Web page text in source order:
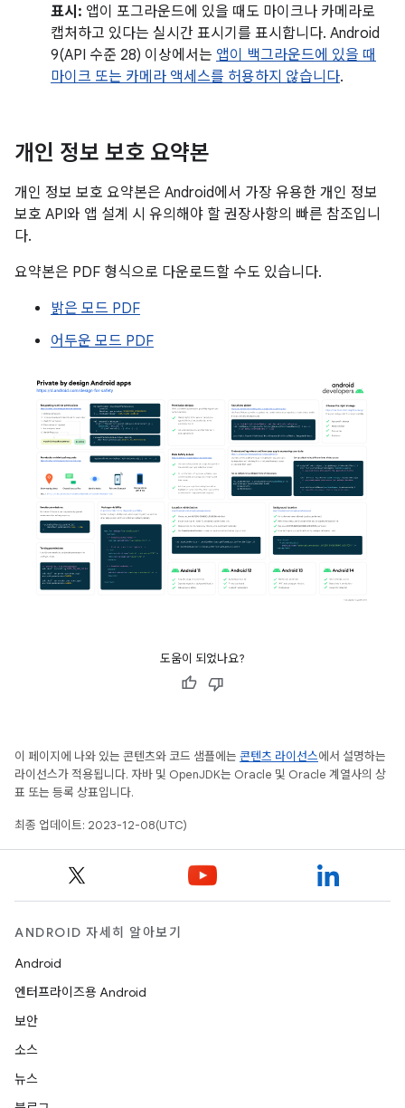
표시: 앱이 포그라운드에 있을 때도 마이크나 카메라로
캡처하고 있다는 실시간 표시기를 표시합니다. Android
9(API 수준 28) 이상에서는 앱이 백그라운드에 있을 때
마이크 또는 카메라 액세스를 허용하지 않습니다.
개인 정보 보호 요약본
개인 정보 보호 요약본은 Android에서 가장 유용한 개인 정보
보호 API와 앱 설계 시 유의해야 할 권장사항의 빠른 참조입니
다.
요약본은 PDF 형식으로 다운로드할 수도 있습니다.
밝은 모드 PDF
어두운 모드 PDF
도움이 되었나요?
이 페이지에 나와 있는 콘텐츠와 코드 샘플에는 콘텐츠 라이선스에서 설명하는
라이선스가 적용됩니다. 자바 및 OpenJDK는 Oracle 및 Oracle 계열사의 상
표 또는 등록 상표입니다.
최종 업데이트: 2023-12-08(UTC)
ANDROID 자세히 알아보기
Android
엔터프라이즈용 Android
보안
소스
뉴스